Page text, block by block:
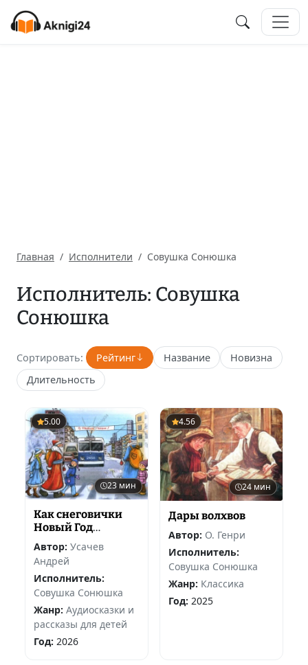
Главная Исполнители Совушка Сонюшка
Исполнитель: Совушка
Сонюшка
Сортировать: Рейтинг Название
Новизна
Длительность
5.00
23 мин
Как снеговички
Новый Год
Автор: Усачев
Андрей
Исполнитель:
Совушка Сонюшка
Жанр: Аудиосказки и
рассказы для детей
Год: 2026
4.56
24 мин
Дары волхвов
Автор: О. Генри
Исполнитель:
Совушка Сонюшка
Жанр: Классика
Год: 2025